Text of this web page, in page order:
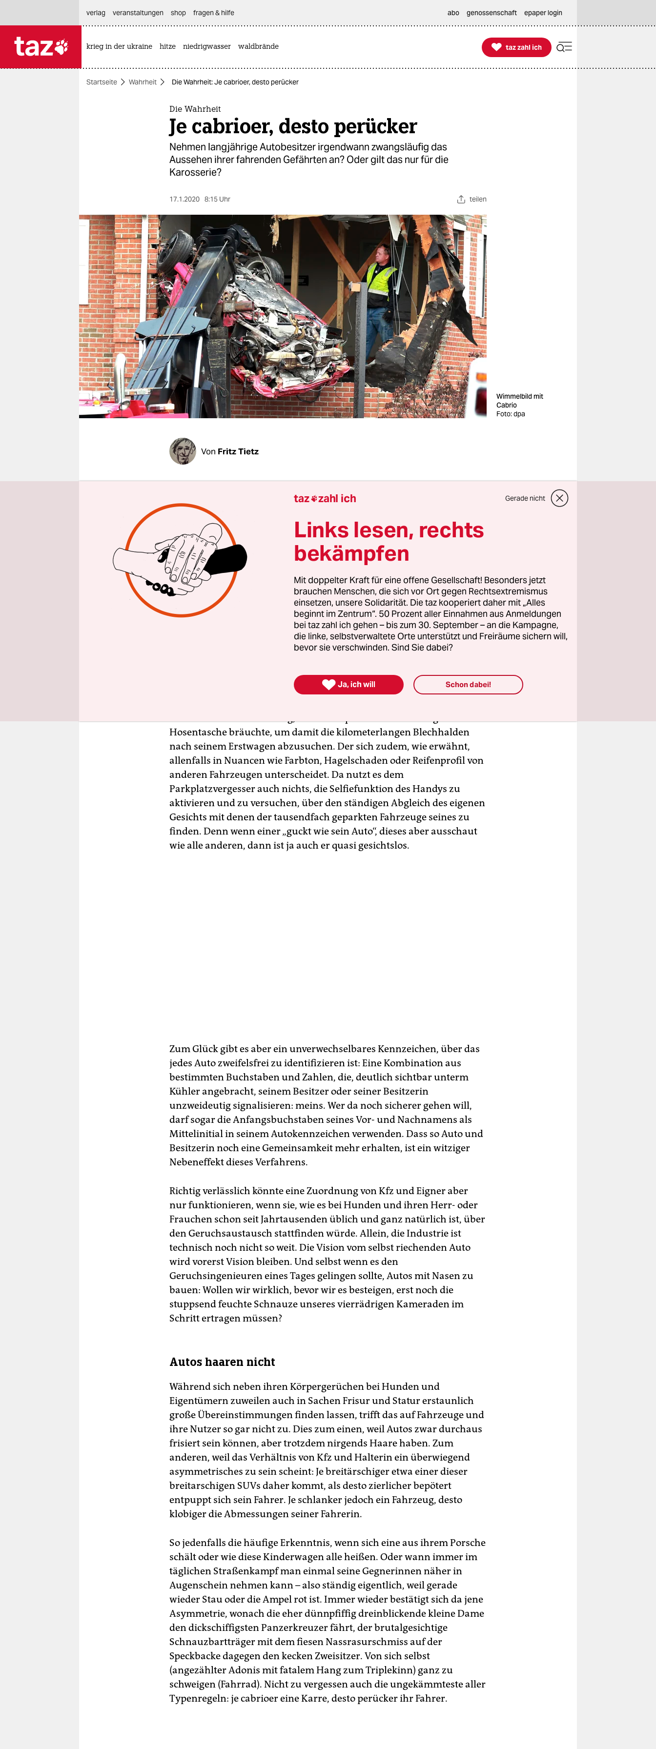
themen
berlin
nord
wahrheit
verlag
verlag
veranstaltungen
shop
fragen & hilfe
unterstützen
abo
genossenschaft
verlag
veranstaltungen shop fragen & hilfe abo genossenschaft epaper login
krieg in der ukraine hitze niedrigwasser waldbrände 
taz zahl ich
taz zahl ich
Startseite Wahrheit Die Wahrheit: Je cabrioer, desto perücker
Die Wahrheit
Je cabrioer, desto perücker
Nehmen langjährige Autobesitzer irgendwann zwangsläufig das
Aussehen ihrer fahrenden Gefährten an? Oder gilt das nur für die
Karosserie?
17.1.2020 8:15 Uhr teilen
Wimmelbild mit
Cabrio
Foto: dpa
Von Fritz Tietz
Man kennt das von Hunden und ihren Halterinnen: Die physio­gno­mi­
schen Ähnlichkeiten sind oft frappierend. Ein Phänomen, das auch bei
Autos und ihren Besitzern zu beobachten ist. „Guckt wie ein Auto“,
lautet die geflügelte Umschreibung solcher menschlich-kfz-iellen
Übereinstimmungen. Tatsächlich gleichen sich beider Frontdesigns
nicht selten so verblüffend, dass man schon am Antlitz eines
Autofahrers oder einer Fahrerin erkennen kann, welche Automarke sie
fahren – vorausgesetzt natürlich, man ist in der Lage, die kaum noch
unterscheidbaren Gesichter heutiger Autos voneinander zu
unterscheiden.
Selbst mancher Fahrzeugeigner hat da seine Probleme. Jedenfalls kann
Suche nach ihren Gefährten. Einfach den Schlüssel drücken und
gucken, wo mein Auto mit dem Blinker blinzelt – das war vielleicht
Hosentasche bräuchte, um damit die kilometerlangen Blechhalden
nach seinem Erstwagen abzusuchen. Der sich zudem, wie erwähnt,
allenfalls in Nuancen wie Farbton, Hagelschaden oder Reifenprofil von
anderen Fahrzeugen unterscheidet. Da nutzt es dem
Parkplatzvergesser auch nichts, die Selfiefunktion des Handys zu
aktivieren und zu versuchen, über den ständigen Abgleich des eigenen
Gesichts mit denen der tausendfach geparkten Fahrzeuge seines zu
finden. Denn wenn einer „guckt wie sein Auto“, dieses aber ausschaut
wie alle anderen, dann ist ja auch er quasi gesichtslos.
Zum Glück gibt es aber ein unverwechselbares Kennzeichen, über das
jedes Auto zweifelsfrei zu identifizieren ist: Eine Kombination aus
bestimmten Buchstaben und Zahlen, die, deutlich sichtbar unterm
Kühler angebracht, seinem Besitzer oder seiner Besitzerin
unzweideutig signalisieren: meins. Wer da noch sicherer gehen will,
darf sogar die Anfangsbuchstaben seines Vor- und Nachnamens als
Mittelinitial in seinem Autokennzeichen verwenden. Dass so Auto und
Besitzerin noch eine Gemeinsamkeit mehr erhalten, ist ein witziger
Nebeneffekt dieses Verfahrens.
Richtig verlässlich könnte eine Zuordnung von Kfz und Eigner aber
nur funktionieren, wenn sie, wie es bei Hunden und ihren Herr- oder
Frauchen schon seit Jahrtausenden üblich und ganz natürlich ist, über
den Geruchsaustausch stattfinden würde. Allein, die Industrie ist
technisch noch nicht so weit. Die Vision vom selbst riechenden Auto
wird vorerst Vision bleiben. Und selbst wenn es den
Geruchsingenieuren eines Tages gelingen sollte, Autos mit Nasen zu
bauen: Wollen wir wirklich, bevor wir es besteigen, erst noch die
stuppsend feuchte Schnauze unseres vierrädrigen Kameraden im
Schritt ertragen müssen?
Autos haaren nicht
Während sich neben ihren Körpergerüchen bei Hunden und
Eigentümern zuweilen auch in Sachen Frisur und Statur erstaunlich
große Übereinstimmungen finden lassen, trifft das auf Fahrzeuge und
ihre Nutzer so gar nicht zu. Dies zum einen, weil Autos zwar durchaus
frisiert sein können, aber trotzdem nirgends Haare haben. Zum
anderen, weil das Verhältnis von Kfz und Halterin ein überwiegend
asymmetrisches zu sein scheint: Je breitärschiger etwa einer dieser
breitarschigen SUVs daher kommt, als desto zierlicher bepötert
entpuppt sich sein Fahrer. Je schlanker jedoch ein Fahrzeug, desto
klobiger die Abmessungen seiner Fahrerin.
So jedenfalls die häufige Erkenntnis, wenn sich eine aus ihrem Porsche
schält oder wie diese Kinderwagen alle heißen. Oder wann immer im
täglichen Straßenkampf man einmal seine Gegnerinnen näher in
Augenschein nehmen kann – also ständig eigentlich, weil gerade
wieder Stau oder die Ampel rot ist. Immer wieder bestätigt sich da jene
Asymmetrie, wonach die eher dünnpfiffig dreinblickende kleine Dame
den dickschiffigsten Panzerkreuzer fährt, der brutalgesichtige
Schnauzbartträger mit dem fiesen Nassrasurschmiss auf der
Speckbacke dagegen den kecken Zweisitzer. Von sich selbst
(angezählter Adonis mit fatalem Hang zum Triplekinn) ganz zu
schweigen (Fahrrad). Nicht zu vergessen auch die ungekämmteste aller
Typenregeln: je cabrioer eine Karre, desto perücker ihr Fahrer.
taz zahl ich Gerade nicht
Links lesen, rechts
bekämpfen
Mit doppelter Kraft für eine offene Gesellschaft! Besonders jetzt
brauchen Menschen, die sich vor Ort gegen Rechtsextremismus
einsetzen, unsere Solidarität. Die taz kooperiert daher mit „Alles
beginnt im Zentrum“. 50 Prozent aller Einnahmen aus Anmeldungen
bei taz zahl ich gehen – bis zum 30. September – an die Kampagne,
die linke, selbstverwaltete Orte unterstützt und Freiräume sichern will,
bevor sie verschwinden. Sind Sie dabei?
 Ja, ich will Schon dabei!